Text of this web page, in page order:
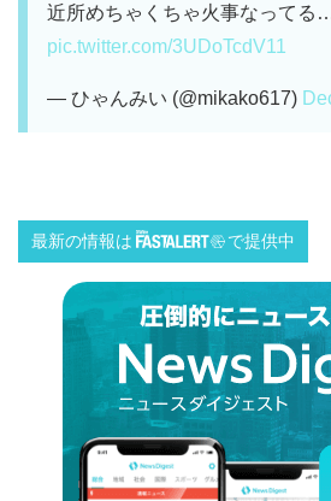
近所めちゃくちゃ火事なってる
pic.twitter.com/3UDoTcdV11
— ひゃんみい (@mikako617)
最新の情報は で提供中